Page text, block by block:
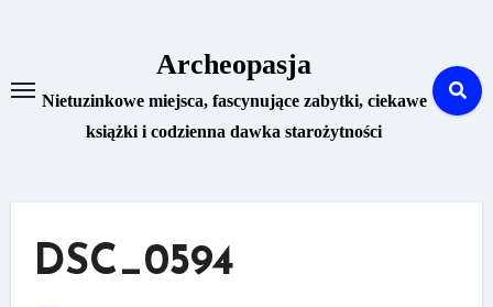
Archeopasja
Nietuzinkowe miejsca, fascynujące zabytki, ciekawe
książki i codzienna dawka starożytności
DSC_0594